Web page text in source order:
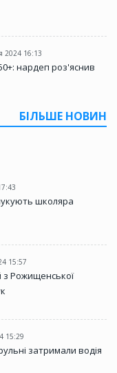
2024 16:13
нардеп роз'яснив
БІЛЬШЕ НОВИН
школяра
15:57
з Рожищенської
15:29
затримали водія